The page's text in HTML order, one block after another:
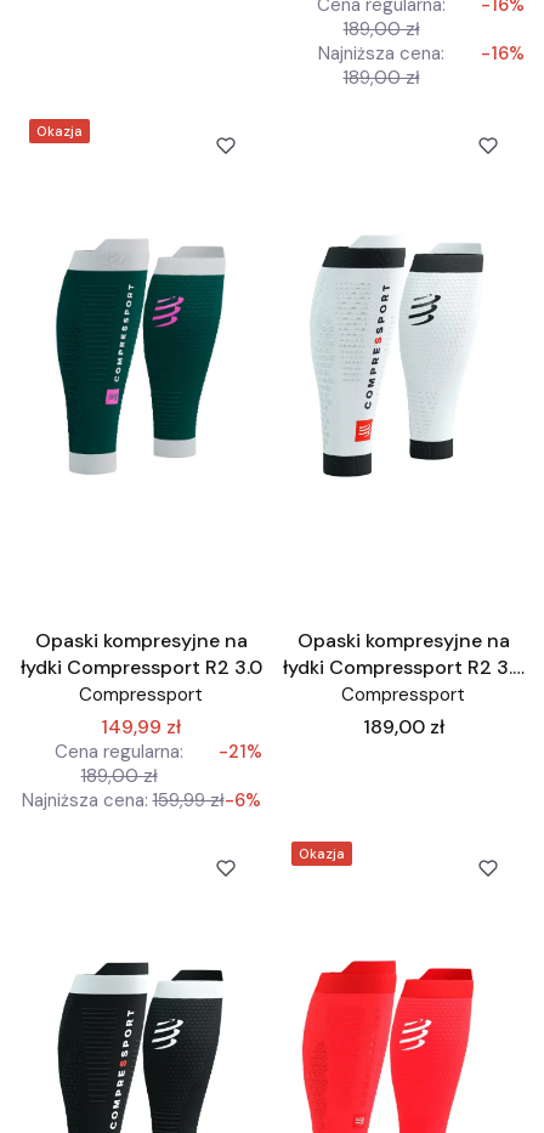
189,00 zł
Najniższa cena:
189,00 zł
-16%
Okazja
Opaski kompresyjne na
łydki Compressport R2 3.0
Compressport
149,99 zł
Cena regularna:
189,00 zł
-21%
Najniższa cena: 159,99 zł-6%
Opaski kompresyjne na
łydki Compressport R2 3.0
białe
Compressport
Cena
189,00 zł
Okazja